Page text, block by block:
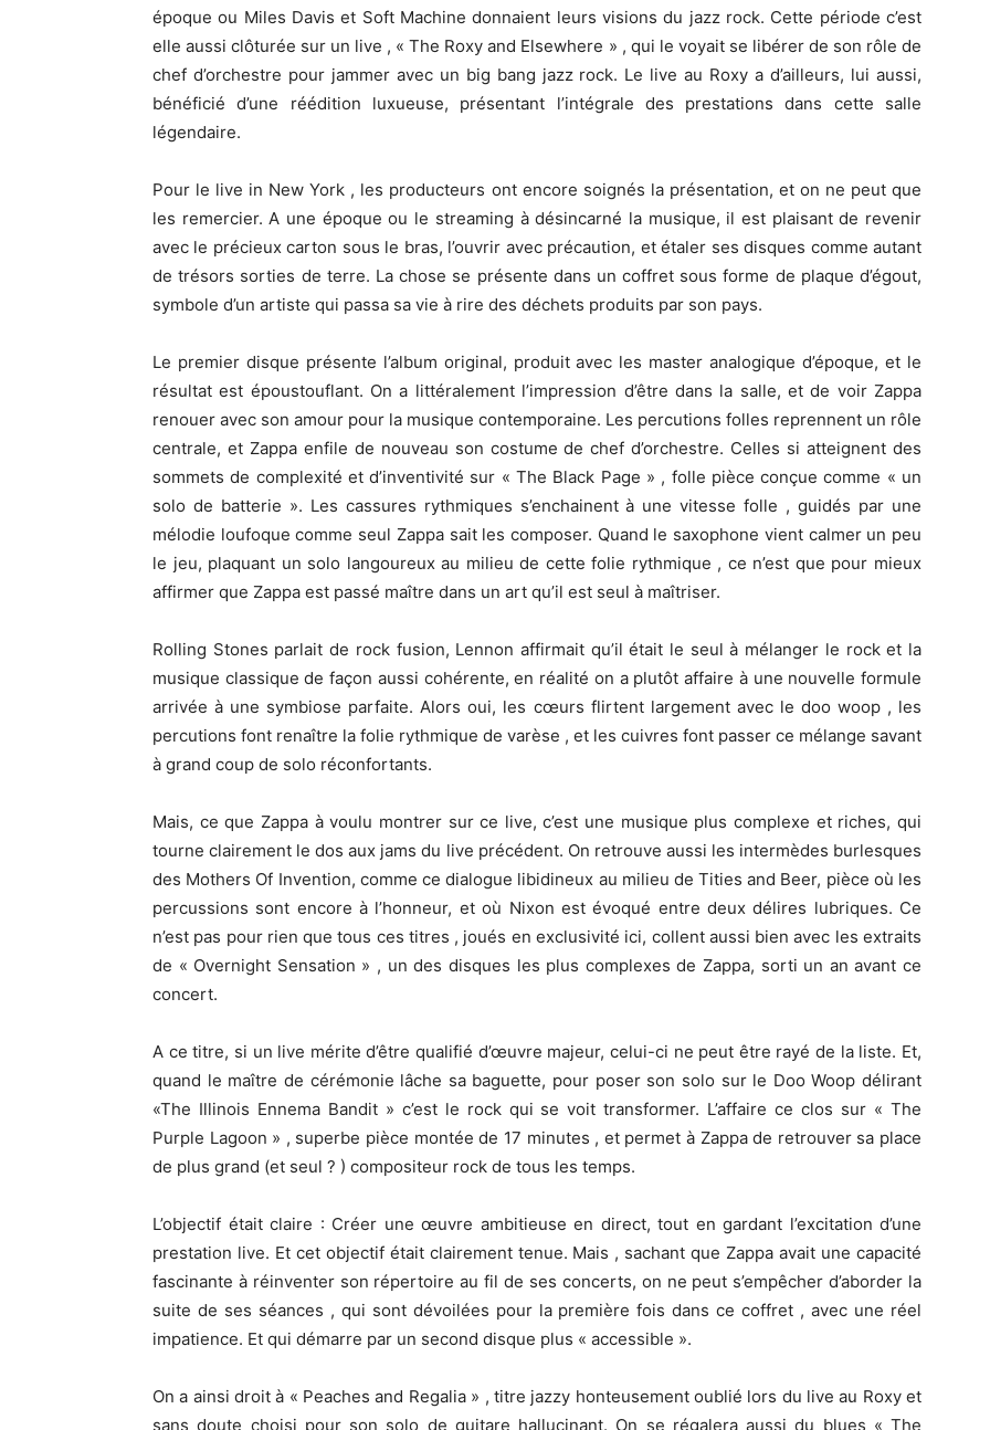
époque ou Miles Davis et Soft Machine donnaient leurs visions du jazz rock. Cette période c’est
elle aussi clôturée sur un live , « The Roxy and Elsewhere » , qui le voyait se libérer de son rôle de
chef d’orchestre pour jammer avec un big bang jazz rock. Le live au Roxy a d’ailleurs, lui aussi,
bénéficié d’une réédition luxueuse, présentant l’intégrale des prestations dans cette salle
légendaire.
Pour le live in New York , les producteurs ont encore soignés la présentation, et on ne peut que
les remercier. A une époque ou le streaming à désincarné la musique, il est plaisant de revenir
avec le précieux carton sous le bras, l’ouvrir avec précaution, et étaler ses disques comme autant
de trésors sorties de terre. La chose se présente dans un coffret sous forme de plaque d’égout,
symbole d’un artiste qui passa sa vie à rire des déchets produits par son pays.
Le premier disque présente l’album original, produit avec les master analogique d’époque, et le
résultat est époustouflant. On a littéralement l’impression d’être dans la salle, et de voir Zappa
renouer avec son amour pour la musique contemporaine. Les percutions folles reprennent un rôle
centrale, et Zappa enfile de nouveau son costume de chef d’orchestre. Celles si atteignent des
sommets de complexité et d’inventivité sur « The Black Page » , folle pièce conçue comme « un
solo de batterie ». Les cassures rythmiques s’enchainent à une vitesse folle , guidés par une
mélodie loufoque comme seul Zappa sait les composer. Quand le saxophone vient calmer un peu
le jeu, plaquant un solo langoureux au milieu de cette folie rythmique , ce n’est que pour mieux
affirmer que Zappa est passé maître dans un art qu’il est seul à maîtriser.
Rolling Stones parlait de rock fusion, Lennon affirmait qu’il était le seul à mélanger le rock et la
musique classique de façon aussi cohérente, en réalité on a plutôt affaire à une nouvelle formule
arrivée à une symbiose parfaite. Alors oui, les cœurs flirtent largement avec le doo woop , les
percutions font renaître la folie rythmique de varèse , et les cuivres font passer ce mélange savant
à grand coup de solo réconfortants.
Mais, ce que Zappa à voulu montrer sur ce live, c’est une musique plus complexe et riches, qui
tourne clairement le dos aux jams du live précédent. On retrouve aussi les intermèdes burlesques
des Mothers Of Invention, comme ce dialogue libidineux au milieu de Tities and Beer, pièce où les
percussions sont encore à l’honneur, et où Nixon est évoqué entre deux délires lubriques. Ce
n’est pas pour rien que tous ces titres , joués en exclusivité ici, collent aussi bien avec les extraits
de « Overnight Sensation » , un des disques les plus complexes de Zappa, sorti un an avant ce
concert.
A ce titre, si un live mérite d’être qualifié d’œuvre majeur, celui-ci ne peut être rayé de la liste. Et,
quand le maître de cérémonie lâche sa baguette, pour poser son solo sur le Doo Woop délirant
«The Illinois Ennema Bandit » c’est le rock qui se voit transformer. L’affaire ce clos sur « The
Purple Lagoon » , superbe pièce montée de 17 minutes , et permet à Zappa de retrouver sa place
de plus grand (et seul ? ) compositeur rock de tous les temps.
L’objectif était claire : Créer une œuvre ambitieuse en direct, tout en gardant l’excitation d’une
prestation live. Et cet objectif était clairement tenue. Mais , sachant que Zappa avait une capacité
fascinante à réinventer son répertoire au fil de ses concerts, on ne peut s’empêcher d’aborder la
suite de ses séances , qui sont dévoilées pour la première fois dans ce coffret , avec une réel
impatience. Et qui démarre par un second disque plus « accessible ».
On a ainsi droit à « Peaches and Regalia » , titre jazzy honteusement oublié lors du live au Roxy et
sans doute choisi pour son solo de guitare hallucinant. On se régalera aussi du blues « The